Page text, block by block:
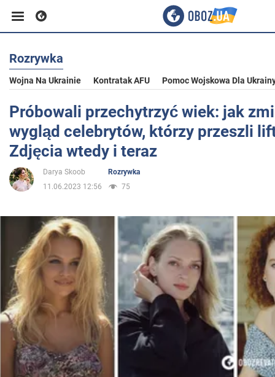
Biznes
Sport
Rozrywka
Życie
Polityka
Społeczeństwo
Wojna na Ukrainie
Świat
Rozrywka
Wojna Na Ukrainie Kontratak AFU Pomoc Wojskowa Dla
Próbowali przechytrzyć wiek: jak
wygląd celebrytów, którzy przeszli
Zdjęcia wtedy i teraz
Darya Skoob
Rozrywka
11.06.2023 12:56
75